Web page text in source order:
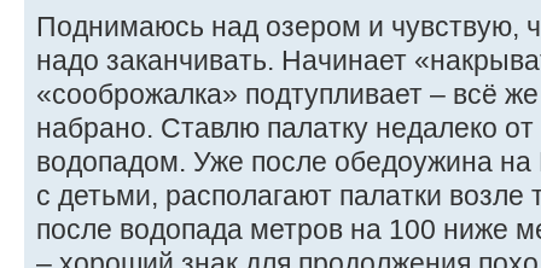
Поднимаюсь над озером и чувствую,
надо заканчивать. Начинает
«сооброжалка» подтупливает – всё
набрано. Ставлю палатку недалеко
водопадом. Уже после обедоужина на
с детьми, располагают палатки возле
после водопада метров на 100 ниже